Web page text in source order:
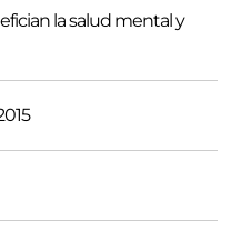
la salud mental y